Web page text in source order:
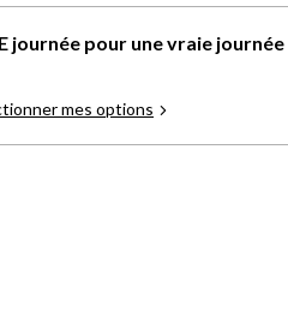
journée pour une vraie journée
mes options